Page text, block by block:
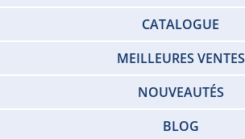
CATALOGUE
MEILLEURES VENTES
NOUVEAUTÉS
BLOG